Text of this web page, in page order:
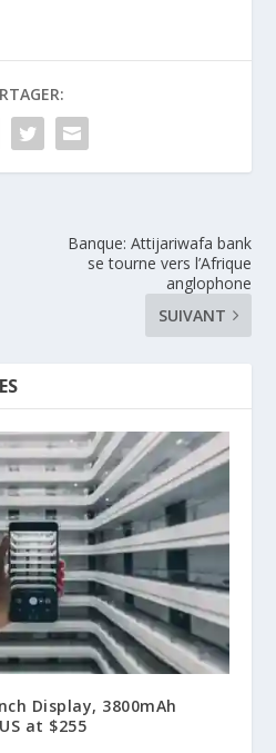
Banque: Attijariwafa bank
se tourne vers l’Afrique
anglophone
SUIVANT
Display, 3800mAh
at $255